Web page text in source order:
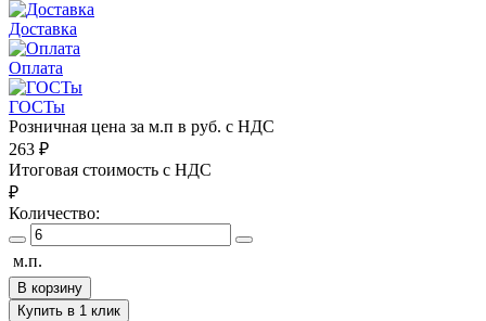
Доставка
Оплата
ГОСТы
Розничная цена за м.п в руб. с НДС
263 ₽
Итоговая стоимость с НДС
₽
Количество:
м.п.
В корзину
Купить в 1 клик